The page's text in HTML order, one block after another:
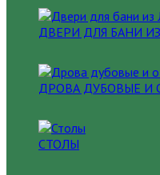
ДВЕРИ ДЛЯ БАНИ
ДРОВА ДУБОВЫЕ И
СТОЛЫ